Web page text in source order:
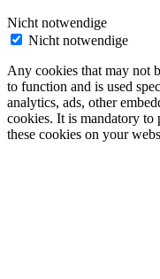
Nicht notwendige
Nicht notwendige
Any cookies that may not
to function and is used
analytics, ads, other
cookies. It is mandatory to
these cookies on your